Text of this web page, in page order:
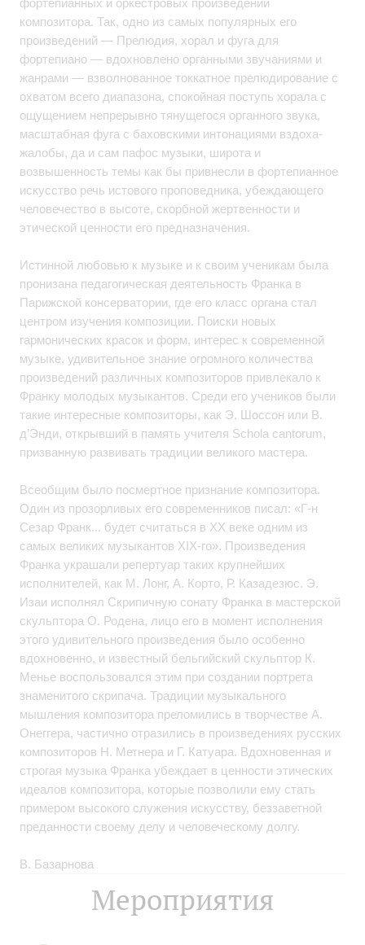
фортепианных и оркестровых произведений
композитора. Так, одно из самых популярных его
произведений — Прелюдия, хорал и фуга для
фортепиано — вдохновлено органными звучаниями и
жанрами — взволнованное токкатное прелюдирование с
охватом всего диапазона, спокойная поступь хорала с
ощущением непрерывно тянущегося органного звука,
масштабная фуга с баховскими интонациями вздоха-
жалобы, да и сам пафос музыки, широта и
возвышенность темы как бы привнесли в фортепианное
искусство речь истового проповедника, убеждающего
человечество в высоте, скорбной жертвенности и
этической ценности его предназначения.
Истинной любовью к музыке и к своим ученикам была
пронизана педагогическая деятельность Франка в
Парижской консерватории, где его класс органа стал
центром изучения композиции. Поиски новых
гармонических красок и форм, интерес к современной
музыке, удивительное знание огромного количества
произведений различных композиторов привлекало к
Франку молодых музыкантов. Среди его учеников были
такие интересные композиторы, как Э. Шоссон или В.
д’Энди, открывший в память учителя Schola cantorum,
призванную развивать традиции великого мастера.
Всеобщим было посмертное признание композитора.
Один из прозорливых его современников писал: «Г-н
Сезар Франк... будет считаться в XX веке одним из
самых великих музыкантов XIX-го». Произведения
Франка украшали репертуар таких крупнейших
исполнителей, как М. Лонг, А. Корто, Р. Казадезюс. Э.
Изаи исполнял Скрипичную сонату Франка в мастерской
скульптора О. Родена, лицо его в момент исполнения
этого удивительного произведения было особенно
вдохновенно, и известный бельгийский скульптор К.
Менье воспользовался этим при создании портрета
знаменитого скрипача. Традиции музыкального
мышления композитора преломились в творчестве А.
Онеггера, частично отразились в произведениях русских
композиторов Н. Метнера и Г. Катуара. Вдохновенная и
строгая музыка Франка убеждает в ценности этических
идеалов композитора, которые позволили ему стать
примером высокого служения искусству, беззаветной
преданности своему делу и человеческому долгу.
В. Базарнова
Мероприятия